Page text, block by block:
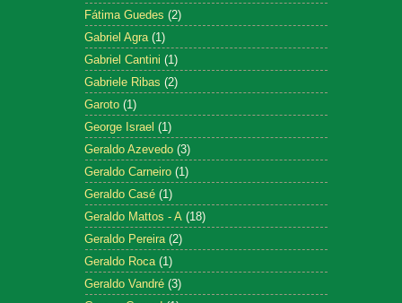
Fátima Guedes (2)
Gabriel Agra (1)
Gabriel Cantini (1)
Gabriele Ribas (2)
Garoto (1)
George Israel (1)
Geraldo Azevedo (3)
Geraldo Carneiro (1)
Geraldo Casé (1)
Geraldo Mattos - A (18)
Geraldo Pereira (2)
Geraldo Roca (1)
Geraldo Vandré (3)